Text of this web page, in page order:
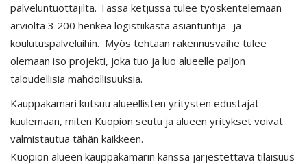
palveluntuottajilta. Tässä ketjussa tulee työskentelemään
arviolta 3 200 henkeä logistiikasta asiantuntija- ja
koulutuspalveluihin. Myös tehtaan rakennusvaihe tulee
olemaan iso projekti, joka tuo ja luo alueelle paljon
taloudellisia mahdollisuuksia.
Kauppakamari kutsuu alueellisten yritysten edustajat
kuulemaan, miten Kuopion seutu ja alueen yritykset voivat
valmistautua tähän kaikkeen.
Kuopion alueen kauppakamarin kanssa järjestettävä tilaisuus